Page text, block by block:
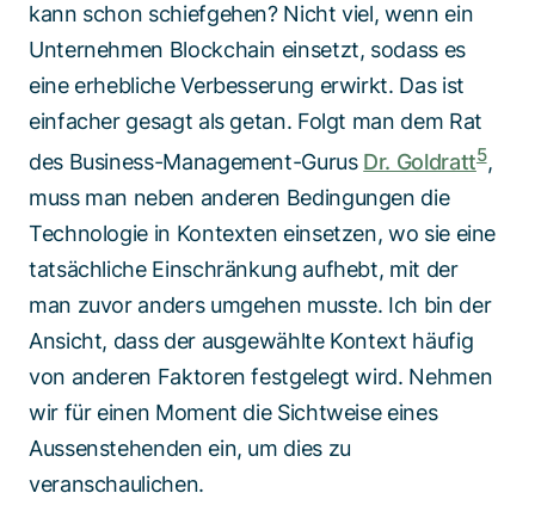
kann schon schiefgehen? Nicht viel, wenn ein
Unternehmen Blockchain einsetzt, sodass es
eine erhebliche Verbesserung erwirkt. Das ist
einfacher gesagt als getan. Folgt man dem Rat
des Business-Management-Gurus Dr. Goldratt5,
muss man neben anderen Bedingungen die
Technologie in Kontexten einsetzen, wo sie eine
tatsächliche Einschränkung aufhebt, mit der
man zuvor anders umgehen musste. Ich bin der
Ansicht, dass der ausgewählte Kontext häufig
von anderen Faktoren festgelegt wird. Nehmen
wir für einen Moment die Sichtweise eines
Aussenstehenden ein, um dies zu
veranschaulichen.